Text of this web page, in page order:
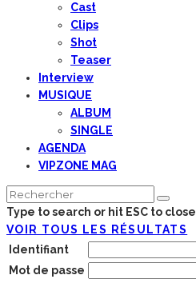
Cast
Clips
Shot
Teaser
Interview
MUSIQUE
ALBUM
SINGLE
AGENDA
VIPZONE MAG
Type to search or hit ESC to close
VOIR TOUS LES RÉSULTATS
Identifiant
Mot de passe